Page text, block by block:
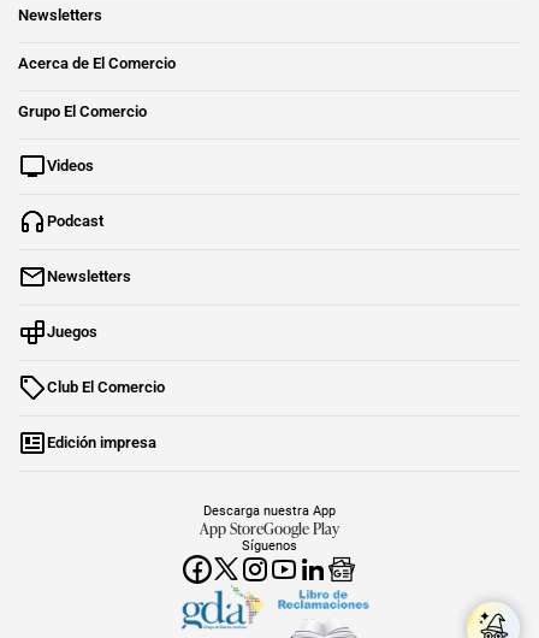
Newsletters
Acerca de El Comercio
Grupo El Comercio
Videos
Podcast
Newsletters
Juegos
Club El Comercio
Edición impresa
Síguenos
Descarga nuestra App
App StoreGoogle Play